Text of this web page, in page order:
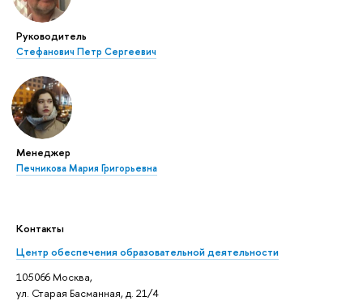
Руководитель
Стефанович Петр Сергеевич
Менеджер
Печникова Мария Григорьевна
Контакты
Центр обеспечения образовательной деятельности
105066 Москва,
ул. Старая Басманная, д. 21/4